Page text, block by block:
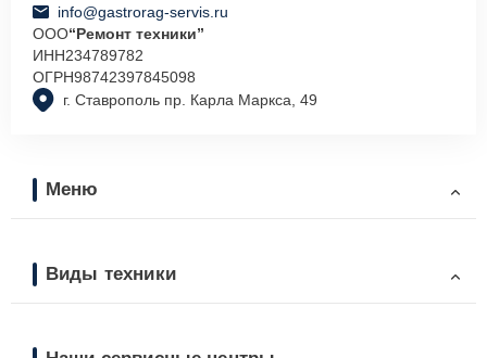
г. Ставрополь пр. Карла Маркса, 49
info@gastrorag-servis.ru
ООО“Ремонт техники”
ИНН234789782
ОГРН98742397845098
Меню
Виды техники